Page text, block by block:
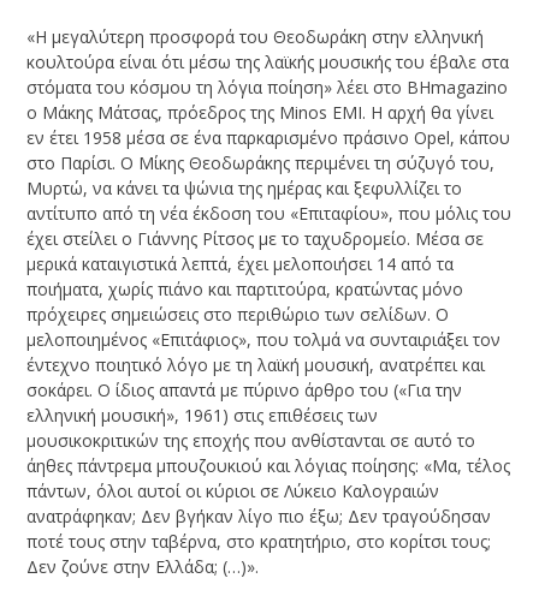
«Η μεγαλύτερη προσφορά του Θεοδωράκη στην ελληνική
κουλτούρα είναι ότι μέσω της λαϊκής μουσικής του έβαλε στα
στόματα του κόσμου τη λόγια ποίηση» λέει στο BΗmagazino
ο Μάκης Μάτσας, πρόεδρος της Minos EMI. Η αρχή θα γίνει
εν έτει 1958 μέσα σε ένα παρκαρισμένο πράσινο Οpel, κάπου
στο Παρίσι. Ο Μίκης Θεοδωράκης περιμένει τη σύζυγό του,
Μυρτώ, να κάνει τα ψώνια της ημέρας και ξεφυλλίζει το
αντίτυπο από τη νέα έκδοση του «Επιταφίου», που μόλις του
έχει στείλει ο Γιάννης Ρίτσος με το ταχυδρομείο. Μέσα σε
μερικά καταιγιστικά λεπτά, έχει μελοποιήσει 14 από τα
ποιήματα, χωρίς πιάνο και παρτιτούρα, κρατώντας μόνο
πρόχειρες σημειώσεις στο περιθώριο των σελίδων. Ο
μελοποιημένος «Επιτάφιος», που τολμά να συνταιριάξει τον
έντεχνο ποιητικό λόγο με τη λαϊκή μουσική, ανατρέπει και
σοκάρει. Ο ίδιος απαντά με πύρινο άρθρο του («Για την
ελληνική μουσική», 1961) στις επιθέσεις των
μουσικοκριτικών της εποχής που ανθίστανται σε αυτό το
άηθες πάντρεμα μπουζουκιού και λόγιας ποίησης: «Μα, τέλος
πάντων, όλοι αυτοί οι κύριοι σε Λύκειο Καλογραιών
ανατράφηκαν; Δεν βγήκαν λίγο πιο έξω; Δεν τραγούδησαν
ποτέ τους στην ταβέρνα, στο κρατητήριο, στο κορίτσι τους;
Δεν ζούνε στην Ελλάδα; (…)».